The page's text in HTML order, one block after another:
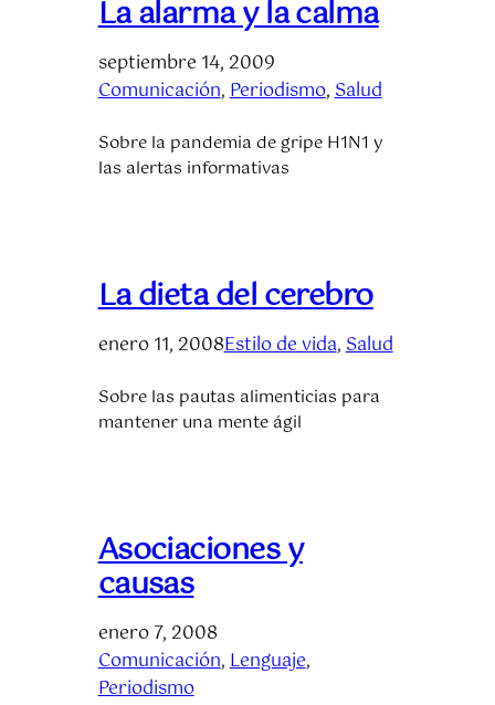
La alarma y la calma
septiembre 14, 2009
Comunicación, Periodismo, Salud
Sobre la pandemia de gripe H1N1 y
las alertas informativas
La dieta del cerebro
enero 11, 2008Estilo de vida, Salud
Sobre las pautas alimenticias para
mantener una mente ágil
Asociaciones y
causas
enero 7, 2008
Comunicación, Lenguaje
Periodismo